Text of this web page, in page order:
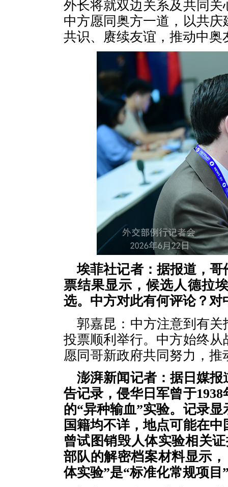
外长将就双边关系及共同
中方愿同奥方一道，以共
共识、赓续友谊，推动中
埃菲社记者：据报道，
票结果显示，候选人德拉
选。中方对此有何评论？
郭嘉昆：中方注意到有
投票顺利举行。中方始终
愿同哥新政府共同努力，
澎湃新闻记者：据日媒报
告记录，侵华日军曾于
的“异种输血”实验。记录
国籍均不详，地点可能在
曾试图销毁人体实验相关
部队的解密档案材料显示
体实验”是“标准化常规项